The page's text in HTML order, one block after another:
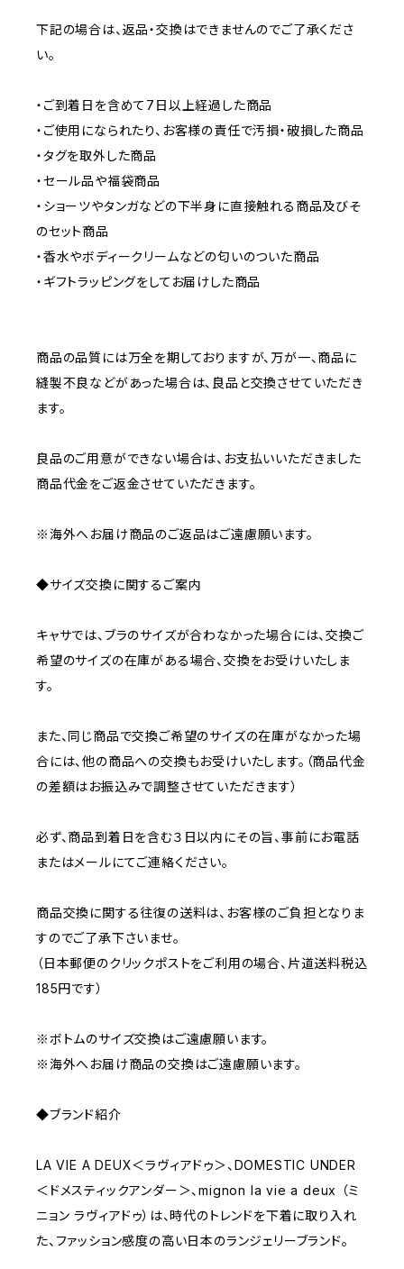
下記の場合は、返品・交換はできませんのでご了承くださ
い。
・ご到着日を含めて7日以上経過した商品
・ご使用になられたり、お客様の責任で汚損・破損した商品
・タグを取外した商品
・セール品や福袋商品
・ショーツやタンガなどの下半身に直接触れる商品及びそ
のセット商品
・香水やボディークリームなどの匂いのついた商品
・ギフトラッピングをしてお届けした商品
商品の品質には万全を期しておりますが、万が一、商品に
縫製不良などがあった場合は、良品と交換させていただき
ます。
良品のご用意ができない場合は、お支払いいただきました
商品代金をご返金させていただきます。
※海外へお届け商品のご返品はご遠慮願います。
◆サイズ交換に関するご案内
キャサでは、ブラのサイズが合わなかった場合には、交換ご
希望のサイズの在庫がある場合、交換をお受けいたしま
す。
また、同じ商品で交換ご希望のサイズの在庫がなかった場
合には、他の商品への交換もお受けいたします。（商品代金
の差額はお振込みで調整させていただきます）
必ず、商品到着日を含む３日以内にその旨、事前にお電話
またはメールにてご連絡ください。
商品交換に関する往復の送料は、お客様のご負担となりま
すのでご了承下さいませ。
（日本郵便のクリックポストをご利用の場合、片道送料税込
185円です）
※ボトムのサイズ交換はご遠慮願います。
※海外へお届け商品の交換はご遠慮願います。
◆ブランド紹介
LA VIE A DEUX＜ラヴィアドゥ＞、DOMESTIC UNDER
＜ドメスティックアンダー＞、mignon la vie a deux （ミ
ニョン ラヴィアドゥ）は、時代のトレンドを下着に取り入れ
た、ファッション感度の高い日本のランジェリーブランド。